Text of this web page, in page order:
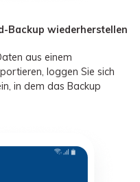
Backup wiederherstellen
aus einem
loggen Sie sich
in dem das Backup